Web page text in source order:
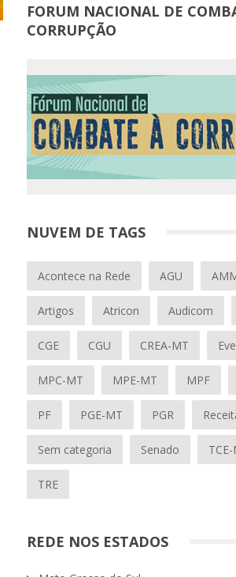
FORUM NACIONAL DE
CORRUPÇÃO
NUVEM DE TAGS
Acontece na Rede AGU
Artigos Atricon Audicom
CGE CGU CREA-MT
MPC-MT MPE-MT MPF
PF PGE-MT PGR
Sem categoria Senado
TRE
REDE NOS ESTADOS